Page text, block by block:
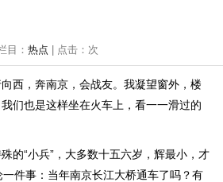
目： 热点 | 点击： 次
西，奔南京，会战友。我凝望窗外，楼
们也是这样坐在火车上，看一一滑过的
的“小兵”，大多数十五六岁，辉最小，才
件事：当年南京长江大桥通车了吗？有